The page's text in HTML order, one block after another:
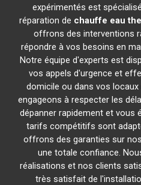
expérimentés est
réparation de chauffe eau
offrons des interventions
répondre à vos besoins en
Notre équipe d'experts est
vos appels d'urgence et
domicile ou dans vos
engageons à respecter les
dépanner rapidement et vous
tarifs compétitifs sont
offrons des garanties sur
une totale confiance.
réalisations et nos clients
très satisfait de